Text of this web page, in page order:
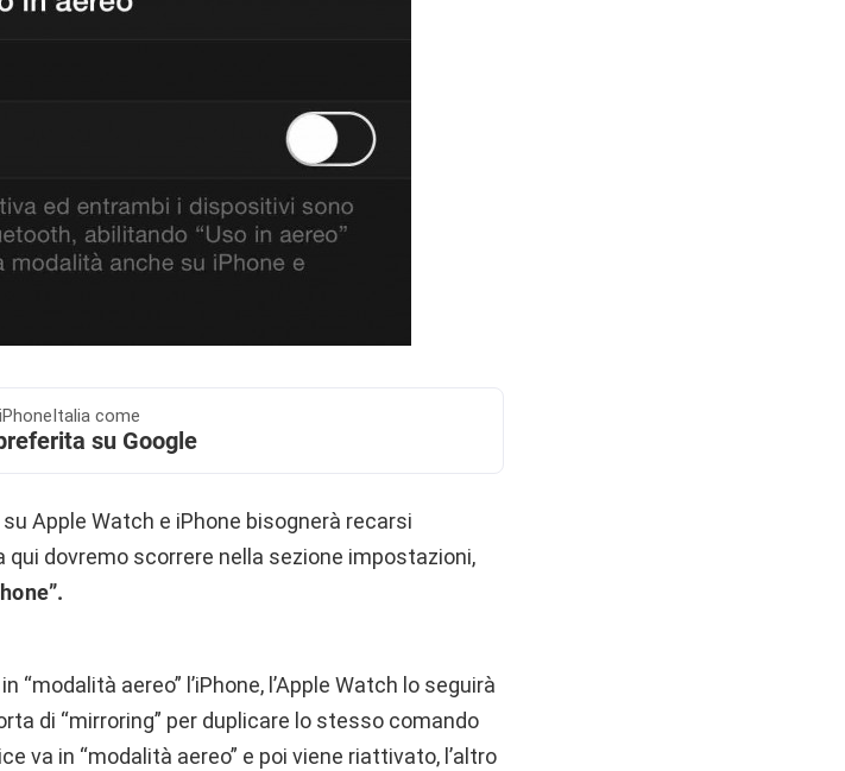
iPhoneItalia come
su Google
Apple Watch e iPhone bisognerà recarsi
qui dovremo scorrere nella sezione impostazioni,
aereo” l’iPhone, l’Apple Watch lo seguirà
di “mirroring” per duplicare lo stesso comando
va in “modalità aereo” e poi viene riattivato, l’altro